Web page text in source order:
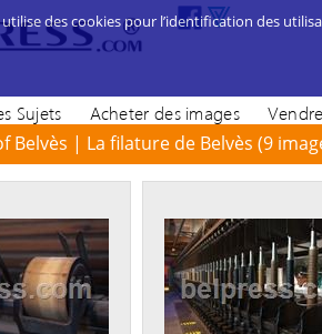
Sujets Acheter des images
Belvès | La filature de Belvès (9
utilise des cookies pour l’identification des